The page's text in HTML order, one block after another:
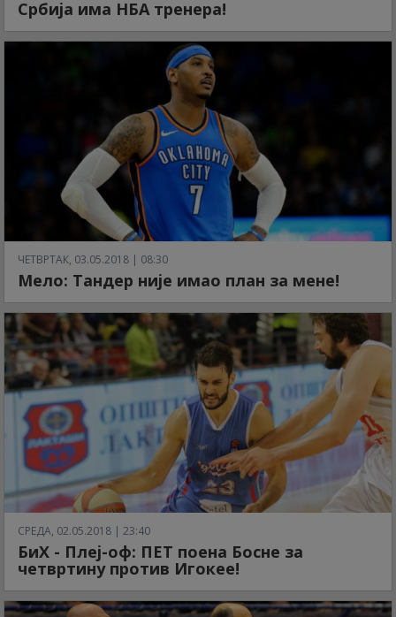
Србија има НБА тренера!
ЧЕТВРТАК, 03.05.2018 | 08:30
Мело: Тандер није имао план за мене!
СРЕДА, 02.05.2018 | 23:40
БиХ - Плеј-оф: ПЕТ поена Босне за
четвртину против Игокее!